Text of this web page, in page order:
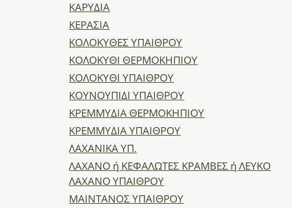
ΚΑΡΥΔΙΑ
ΚΕΡΑΣΙΑ
ΚΟΛΟΚΥΘΕΣ ΥΠΑΙΘΡΟΥ
ΚΟΛΟΚΥΘΙ ΘΕΡΜΟΚΗΠΙΟΥ
ΚΟΛΟΚΥΘΙ ΥΠΑΙΘΡΟΥ
ΚΟΥΝΟΥΠΙΔΙ ΥΠΑΙΘΡΟΥ
ΚΡΕΜΜΥΔΙΑ ΘΕΡΜΟΚΗΠΙΟΥ
ΚΡΕΜΜΥΔΙΑ ΥΠΑΙΘΡΟΥ
ΛΑΧΑΝΙΚΑ ΥΠ.
ΛΑΧΑΝΟ ή ΚΕΦΑΛΩΤΕΣ ΚΡΑΜΒΕΣ ή ΛΕΥΚΟ
ΛΑΧΑΝΟ ΥΠΑΙΘΡΟΥ
ΜΑΙΝΤΑΝΟΣ ΥΠΑΙΘΡΟΥ